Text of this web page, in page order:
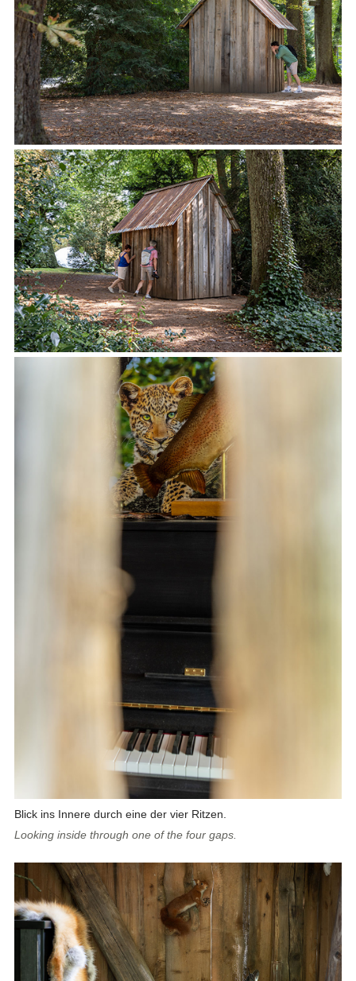
Blick ins Innere durch eine der vier Ritzen.
Looking inside through one of the four gaps.